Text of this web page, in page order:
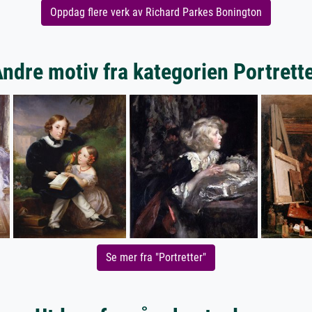
Oppdag flere verk av Richard Parkes Bonington
motiv fra kategorien
Se mer fra "Portretter"